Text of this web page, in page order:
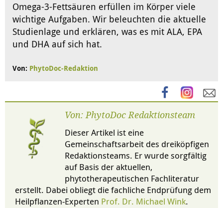
Omega-3-Fettsäuren erfüllen im Körper viele
wichtige Aufgaben. Wir beleuchten die aktuelle
Studienlage und erklären, was es mit ALA, EPA
und DHA auf sich hat.
Von: PhytoDoc-Redaktion
Von: PhytoDoc Redaktionsteam
Dieser Artikel ist eine
Gemeinschaftsarbeit des dreiköpfigen
Redaktionsteams. Er wurde sorgfältig
auf Basis der aktuellen,
phytotherapeutischen Fachliteratur
erstellt. Dabei obliegt die fachliche Endprüfung dem
Heilpflanzen-Experten Prof. Dr. Michael Wink.